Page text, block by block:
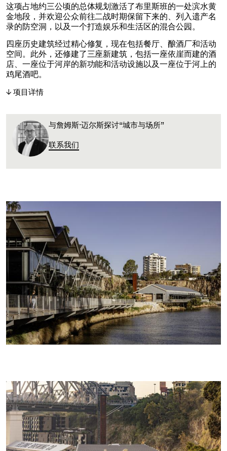
这项占地约三公顷的总体规划激活了布里斯班的一处滨水黄
金地段，并欢迎公众前往二战时期保留下来的、列入遗产名
录的防空洞，以及一个打造娱乐和生活区的混合公园。
四座历史建筑经过精心修复，现在包括餐厅、酿酒厂和活动
空间。此外，还修建了三座新建筑，包括一座依崖而建的酒
店、一座位于河岸的新功能和活动设施以及一座位于河上的
鸡尾酒吧。
项目详情
与詹姆斯·迈尔斯探讨“城市与场所”
联系我们